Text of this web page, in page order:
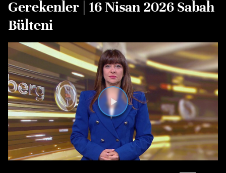
Gerekenler | 16 Nisan 2026 Sabah
Bülteni
Videoyu
Oynat